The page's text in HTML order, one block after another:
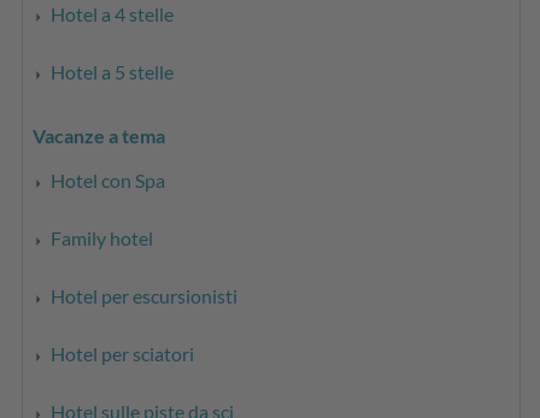
Hotel a 4 stelle
Hotel a 5 stelle
Vacanze a tema
Hotel con Spa
Family hotel
Hotel per escursionisti
Hotel per sciatori
Hotel sulle piste da sci